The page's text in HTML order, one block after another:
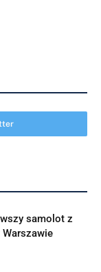
samolot z
Warszawie